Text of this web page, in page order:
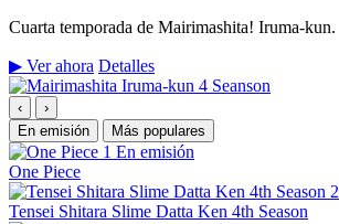
Cuarta temporada de Mairimashita! Iruma-kun.
▶ Ver ahora Detalles
‹
›
En emisión
Más populares
1 En emisión
One Piece
2
Tensei Shitara Slime Datta Ken 4th Season